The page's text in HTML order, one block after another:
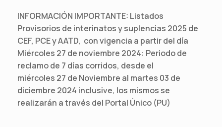
INFORMACIÓN IMPORTANTE: Listados
Provisorios de interinatos y suplencias 2025 de
CEF, PCE y AATD, con vigencia a partir del día
Miércoles 27 de noviembre 2024: Periodo de
reclamo de 7 días corridos, desde el
miércoles 27 de Noviembre al martes 03 de
diciembre 2024 inclusive, los mismos se
realizarán a través del Portal Único (PU)